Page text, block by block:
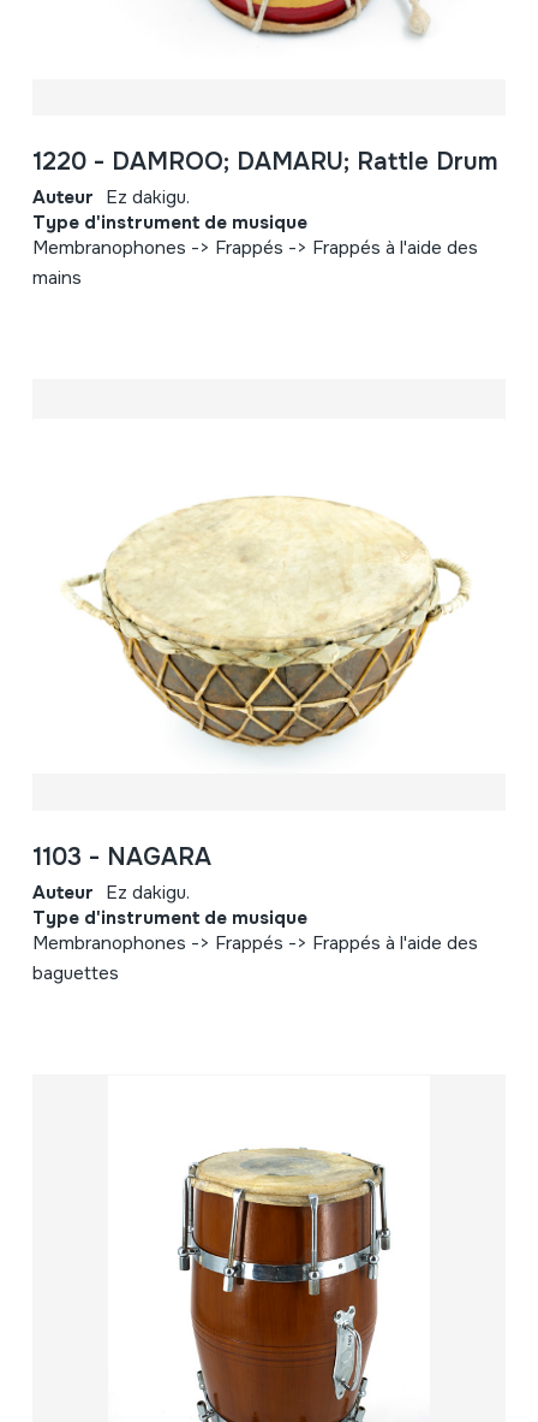
1220 - DAMROO; DAMARU; Rattle Drum
Auteur Ez dakigu.
Type d'instrument de musique
Membranophones -> Frappés -> Frappés à l'aide des
mains
1103 - NAGARA
Auteur Ez dakigu.
Type d'instrument de musique
Membranophones -> Frappés -> Frappés à l'aide des
baguettes